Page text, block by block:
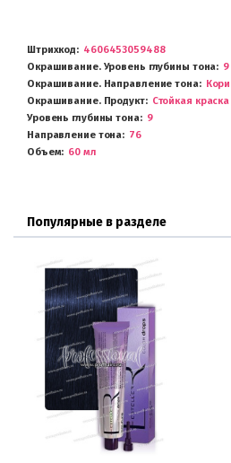
Штрихкод
4606453059488
Окрашивание. Уровень глубины тона
Окрашивание. Направление тона
Окрашивание. Продукт
Стойкая краска
Уровень глубины тона
9
Направление тона
76
Объем
60 мл
Популярные в разделе